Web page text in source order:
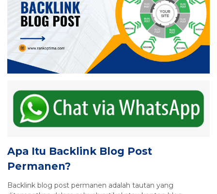
Apa Itu Backlink Blog Post
Permanen?
Backlink blog post permanen adalah tautan yang